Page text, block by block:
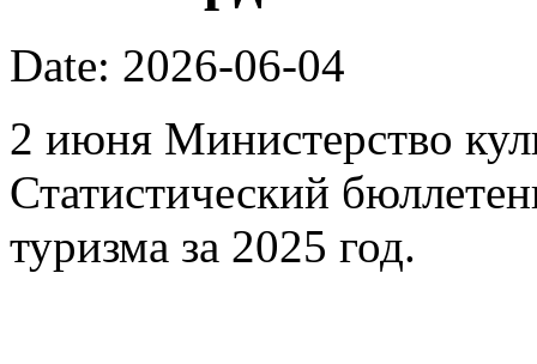
Date: 2026-06-04
2 июня Министерство
Статистический
туризма за 2025 год.